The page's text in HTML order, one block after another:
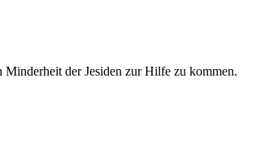
der Jesiden zur Hilfe zu kommen.